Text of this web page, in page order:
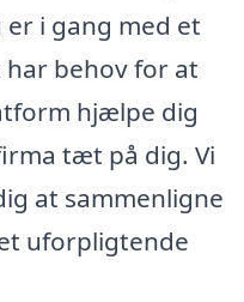
er i gang med et
behov for at
hjælpe dig
tæt på dig. Vi
at sammenligne
uforpligtende